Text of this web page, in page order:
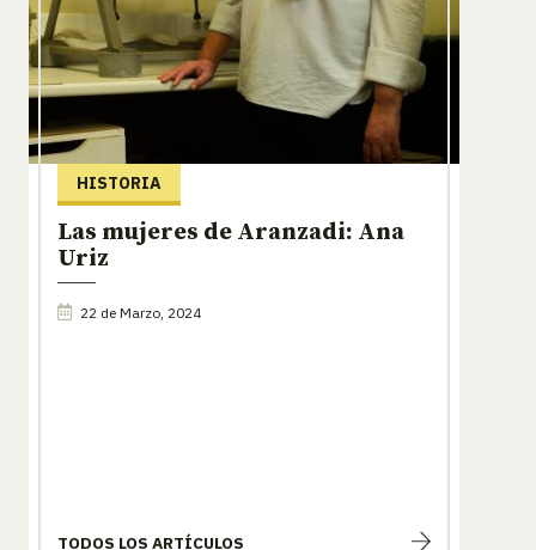
HISTORIA
Las mujeres de Aranzadi: Ana
Uriz
22 de Marzo, 2024
TODOS LOS ARTÍCULOS